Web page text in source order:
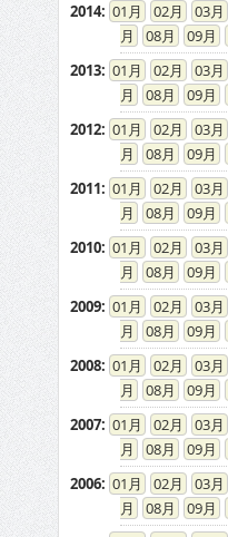
2014: 01 02 03
08
09
2013: 01 02 03
08
09
2012: 01 02 03
08
09
2011: 01 02 03
08
09
2010: 01 02 03
08
09
2009: 01 02 03
08
09
2008: 01 02 03
08
09
2007: 01 02 03
08
09
2006: 01 02 03
08
09